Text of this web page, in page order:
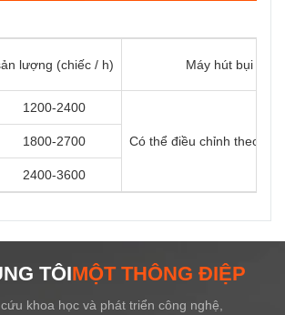
lượng (chiếc / h) Máy hút bụi
1200-2400
Có thể điều chỉnh theo
1800-2700
2400-3600
TÔIMỘT THÔNG ĐIỆP
khoa học và phát triển công nghệ,